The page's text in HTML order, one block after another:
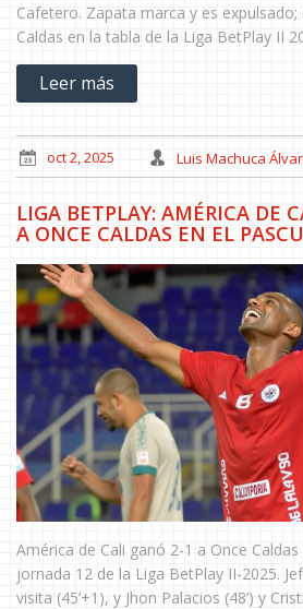
Cafetero. Zapata marca y es
Caldas en la tabla de la Liga BetPlay II
Leer más
oct 2, 2025 Luis Machuca
LIGA BETPLAY: AMÉRICA DE
A ONCE CALDAS EN EL
América de Cali ganó 2-1 a Once
jornada 12 de la Liga BetPlay II-2025.
visita (45’+1), y Jhon Palacios (48’) y